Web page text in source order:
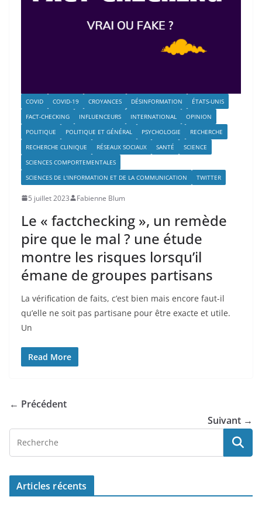
COVID COVID-19 CROYANCES DÉSINFORMATION
ÉTATS-UNIS
FACT-CHECKING
INFLUENCEURS INTERNATIONAL
OPINION
POLITIQUE
POLITIQUE ET GÉNÉRAL PSYCHOLOGIE
RECHERCHE
RECHERCHE CLINIQUE
RÉSEAUX SOCIAUX SANTÉ
SCIENCE
SCIENCES COMPORTEMENTALES
SCIENCES DE L'INFORMATION ET DE LA COMMUNICATION
TWITTER
5 juillet 2023 Fabienne Blum
Le « factchecking », un remède
pire que le mal ? une étude
montre les risques lorsqu’il
émane de groupes partisans
La vérification de faits, c’est bien mais encore faut-il
qu’elle ne soit pas partisane pour être exacte et utile.
Un
Read More
← Précédent
Suivant →
Articles récents